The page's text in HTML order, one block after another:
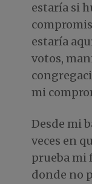
estaría si
estaría
votos,
mi
Desde mi
veces en
prueba mi
donde no